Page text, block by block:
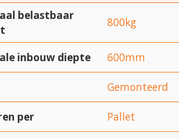
belastbaar
800kg
inbouw diepte 600mm
Gemonteerd
per Pallet